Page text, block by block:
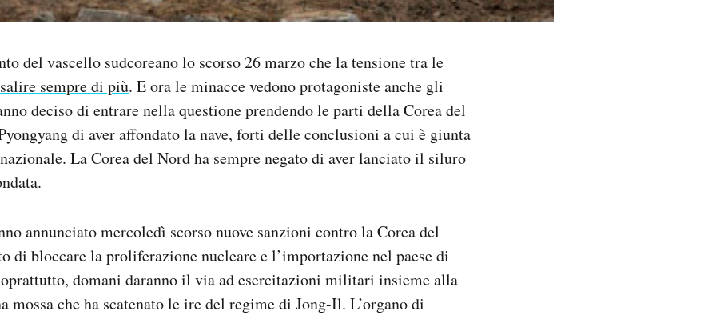
del vascello sudcoreano lo scorso 26 marzo che la tensione tra le
salire sempre di più. E ora le minacce vedono protagoniste anche gli
deciso di entrare nella questione prendendo le parti della Corea del
di aver affondato la nave, forti delle conclusioni a cui è giunta
La Corea del Nord ha sempre negato di aver lanciato il siluro
annunciato mercoledì scorso nuove sanzioni contro la Corea del
di bloccare la proliferazione nucleare e l’importazione nel paese di
domani daranno il via ad esercitazioni militari insieme alla
mossa che ha scatenato le ire del regime di Jong-Il. L’organo di